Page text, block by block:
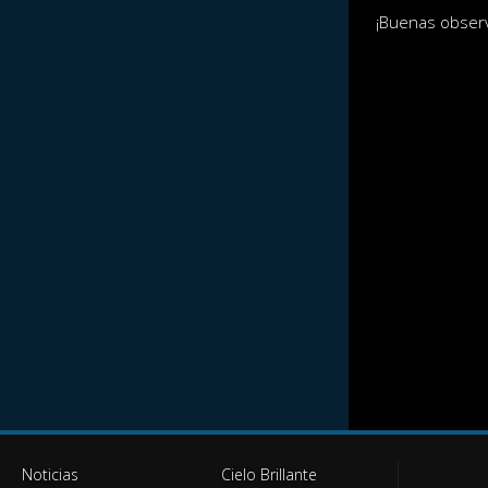
¡Buenas
Noticias Cielo Brillante